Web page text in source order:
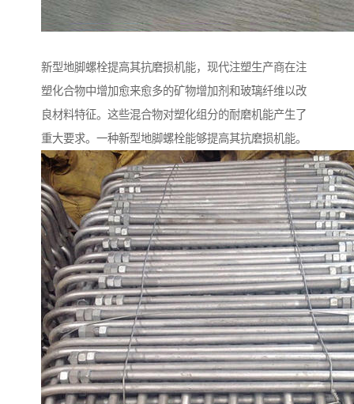
新型地脚螺栓提高其抗磨损机能，现代注塑生产商在注
塑化合物中增加愈来愈多的矿物增加剂和玻璃纤维以改
良材料特征。这些混合物对塑化组分的耐磨机能产生了
重大要求。一种新型地脚螺栓能够提高其抗磨损机能。